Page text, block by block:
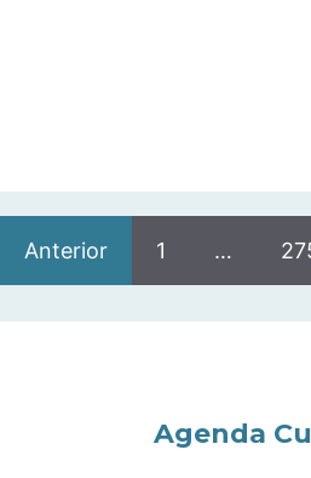
Anterior 1 …
Agenda